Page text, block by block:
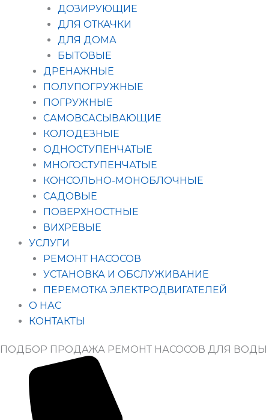
ДОЗИРУЮЩИЕ
ДЛЯ ОТКАЧКИ
ДЛЯ ДОМА
БЫТОВЫЕ
ДРЕНАЖНЫЕ
ПОЛУПОГРУЖНЫЕ
ПОГРУЖНЫЕ
САМОВСАСЫВАЮЩИЕ
КОЛОДЕЗНЫЕ
ОДНОСТУПЕНЧАТЫЕ
МНОГОСТУПЕНЧАТЫЕ
КОНСОЛЬНО-МОНОБЛОЧНЫЕ
САДОВЫЕ
ПОВЕРХНОСТНЫЕ
ВИХРЕВЫЕ
УСЛУГИ
РЕМОНТ НАСОСОВ
УСТАНОВКА И ОБСЛУЖИВАНИЕ
ПЕРЕМОТКА ЭЛЕКТРОДВИГАТЕЛЕЙ
О НАС
КОНТАКТЫ
ПОДБОР ПРОДАЖА РЕМОНТ НАСОСОВ ДЛЯ ВОДЫ